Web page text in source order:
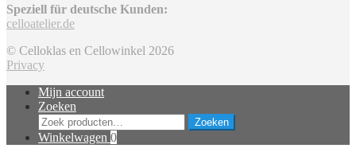
Speziell für deutsche Kunden:
celloatelier.de
© Celloklas en Cellowinkel 2026
Privacy
Mijn account
Zoeken
Zoeken
naar:
Zoeken
Winkelwagen 0